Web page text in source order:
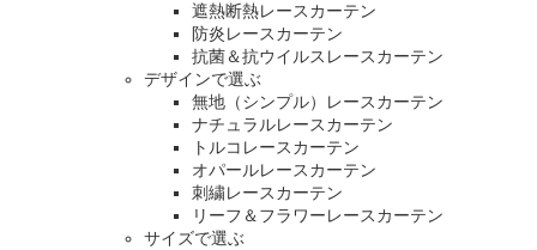
遮熱断熱レースカーテン
防炎レースカーテン
抗菌＆抗ウイルスレースカーテン
デザインで選ぶ
無地（シンプル）レースカーテン
ナチュラルレースカーテン
トルコレースカーテン
オパールレースカーテン
刺繍レースカーテン
リーフ＆フラワーレースカーテン
サイズで選ぶ